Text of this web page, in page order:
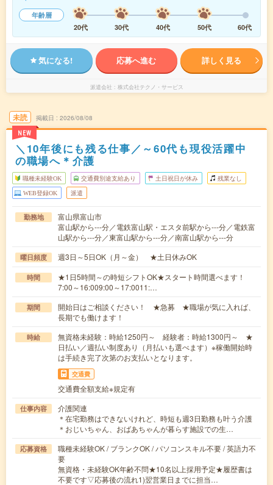
年齢層
20代
30代 40代 50代 60代
気になる! 応募へ進む 詳しく見る
派遣会社 株式会社テクノ・サービス
未読
NEW
掲載日 2026/08/08
＼10年後にも残る仕事／～60代も現役活躍中
の職場へ＊介護
職種未経験OK 交通費別途支給あり 土日祝日が休み 残業なし
WEB登録OK 派遣
勤務地
富山県富山市
富山駅から---分／電鉄富山駅・エスタ前駅から---分／電鉄富
山駅から---分／東富山駅から---分／南富山駅から---分
曜日頻度 週3日～5日OK（月～金） ★土日休みOK
時間
★1日5時間～の時短シフトOK★スタート時間選べます！
7:00～16:009:00～17:0011:…
期間
開始日はご相談ください！ ★急募 ★職場が気に入れば、
長期でも働けます！
時給
無資格未経験：時給1250円～ 経験者：時給1300円～ ★
日払い／週払い制度あり（月払いも選べます）※稼働開始時
は手続き完了次第のお支払いとなります。
交通費
交通費全額支給※規定有
仕事内容
介護関連
＊在宅勤務はできないけれど、時短も週3日勤務も叶う介護
＊おじいちゃん、おばあちゃんが暮らす施設での生…
応募資格
職種未経験OK / ブランクOK / パソコンスキル不要 / 英語力不
要
無資格・未経験OK年齢不問★10名以上採用予定★履歴書は
不要です▽応募後の流れ1)翌営業日までに担当…